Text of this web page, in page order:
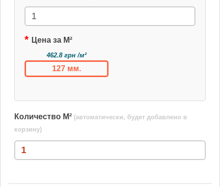
Цена за М²
462.8 грн /м²
127 мм.
Количество М² (автоматически, будет добавлено в
корзину)